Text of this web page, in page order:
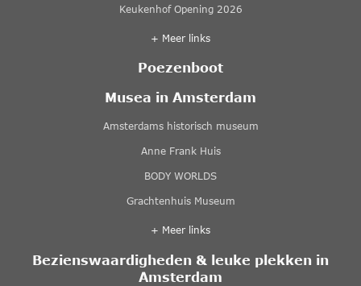
Keukenhof Opening 2026
+ Meer links
Poezenboot
Musea in Amsterdam
Amsterdams historisch museum
Anne Frank Huis
BODY WORLDS
Grachtenhuis Museum
+ Meer links
Bezienswaardigheden & leuke plekken in
Amsterdam